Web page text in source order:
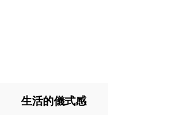
生活的儀式感